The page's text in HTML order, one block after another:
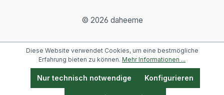
© 2026 daheeme
Diese Website verwendet Cookies, um eine bestmögliche
Erfahrung bieten zu können. Mehr Informationen ...
Nur technisch notwendige Konfigurieren